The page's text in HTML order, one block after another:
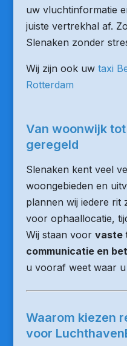
uw vluchtinformatie
juiste vertrekhal af.
Slenaken zonder
Wij zijn ook uw taxi
Rotterdam
Van woonwijk
geregeld
Slenaken kent veel
woongebieden en
plannen wij iedere rit
voor ophaallocatie,
Wij staan voor vaste
communicatie en
u vooraf weet waar
Waarom kiezen
voor